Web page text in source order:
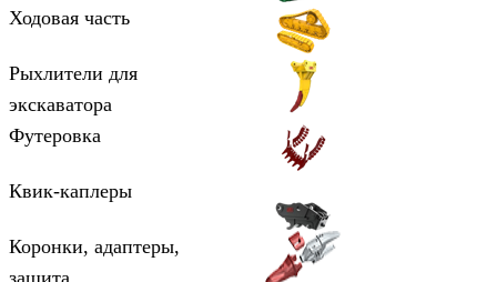
Ходовая часть
Рыхлители для
экскаватора
Футеровка
Квик-каплеры
Коронки, адаптеры,